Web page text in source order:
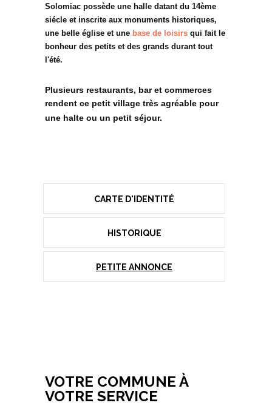
Solomiac possède une halle datant du 14ème
siécle et inscrite aux monuments historiques,
une belle église et une base de loisirs qui fait le
bonheur des petits et des grands durant tout
l'été.
Plusieurs restaurants, bar et commerces
rendent ce petit village très agréable pour
une halte ou un petit séjour.
CARTE D'IDENTITÉ
HISTORIQUE
PETITE ANNONCE
VOTRE COMMUNE À
VOTRE SERVICE